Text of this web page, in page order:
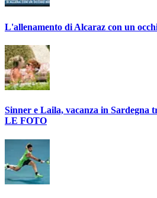
L'allenamento di Alcaraz con un
Sinner e Laila, vacanza in Sardegna
LE FOTO